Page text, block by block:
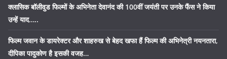
क्लासिक बॉलीवुड फिल्मों के अभिनेता देवानंद की 100वीं जयंती पर उनके फैंस ने किया
उन्हें याद…..
फिल्म जवान के डायरेक्टर और शाहरुख से बेहद खफा हैं फिल्म की अभिनेत्री नयनतारा,
दीपिका पादुकोण है इसकी वजह…